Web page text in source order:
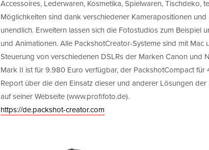
Accessoires, Lederwaren, Kosmetika, Spielwaren, Tischdeko,
Möglichkeiten sind dank verschiedener Kamerapositionen
unendlich. Erweitern lassen sich die Fotostudios zum Beispiel
und Animationen. Alle PackshotCreator-Systeme sind mit
Steuerung von verschiedenen DSLRs der Marken Canon und
Mark II ist für 9.980 Euro verfügbar, der PackshotCompact für
Report über die den Einsatz dieser und anderer Lösungen
auf seiner Webseite (www.profifoto.de).
https://de.packshot-creator.com